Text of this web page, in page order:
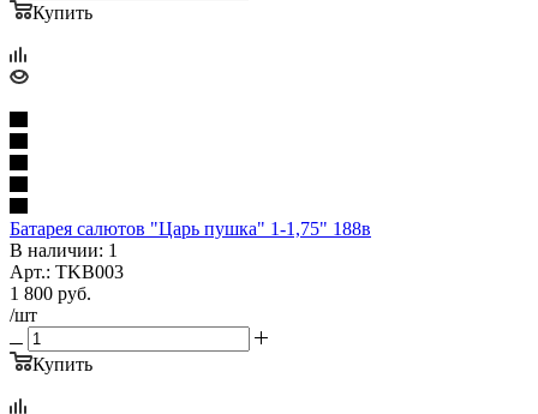
Купить
Батарея салютов "Царь пушка" 1-1,75" 188в
В наличии: 1
Арт.: TKB003
1 800 руб.
/шт
Купить